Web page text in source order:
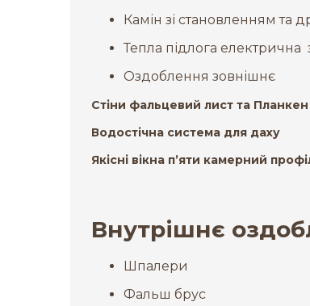
Камін зі становленням та
Тепла підлога електрична
Оздоблення зовнішнє
Стіни фальцевий лист та Планкен
Водостічна система для даху
Якісні вікна п’яти камерний
Внутрішнє
Шпалери
Фальш брус